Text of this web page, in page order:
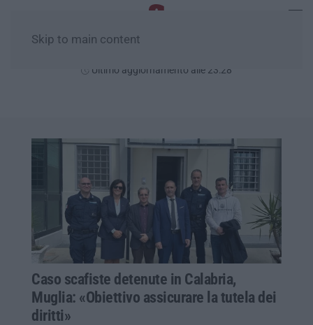
Skip to main content
Ultimo aggiornamento alle 23:28
Caso scafiste detenute in Calabria,
Muglia: «Obiettivo assicurare la tutela dei
diritti»